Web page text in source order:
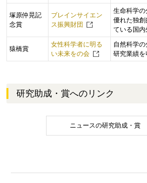
塚原仲晃記
念賞
ブレインサイエン
ス振興財団
生命科学
優れた独創
ている国
猿橋賞
女性科学者に明る
い未来をの会
自然科学
研究業績
研究助成・賞へのリンク
ニュースの研究助成・賞